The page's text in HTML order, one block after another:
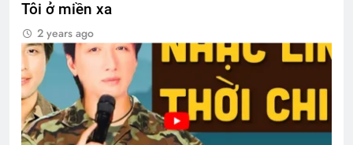
Tôi ở miền xa
2 years ago